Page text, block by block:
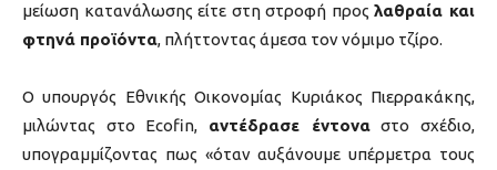
μείωση κατανάλωσης είτε στη στροφή προςλαθραία και
φτηνά προϊόντα, πλήττοντας άμεσα τον νόμιμο τζίρο.
Ο υπουργός Εθνικής Οικονομίας Κυριάκος Πιερρακάκης,
μιλώντας στο Ecofin, αντέδρασε έντοναστο σχέδιο,
υπογραμμίζοντας πως «όταν αυξάνουμε υπέρμετρα τους